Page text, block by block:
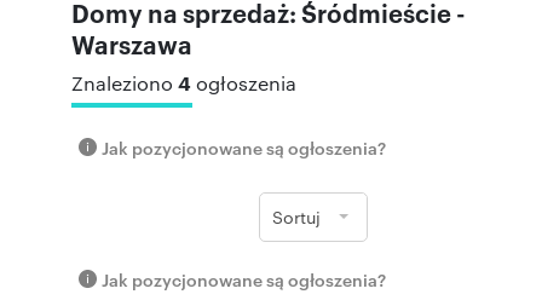
Domy na sprzedaż: Śródmieście -
Warszawa
Znaleziono 4ogłoszenia
Jak pozycjonowane są ogłoszenia?
Sortuj
Jak pozycjonowane są ogłoszenia?